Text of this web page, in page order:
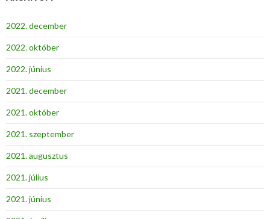
2022. december
2022. október
2022. június
2021. december
2021. október
2021. szeptember
2021. augusztus
2021. július
2021. június